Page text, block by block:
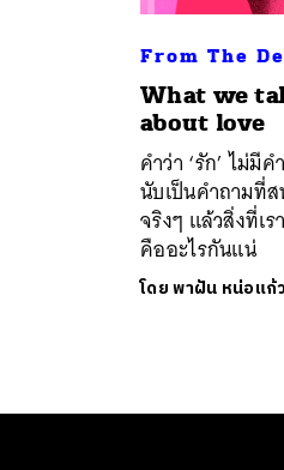
From The
What we
about love
คำว่า ‘รัก’ ไม่มี
นับเป็นคำถามที่
จริงๆ แล้วสิ่งที่เ
คืออะไรกันแน่
โดยพาฝัน หน่อแก้ว